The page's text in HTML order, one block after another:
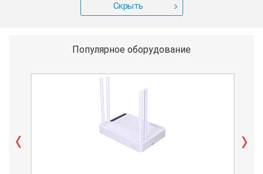
Скрыть
Популярное оборудование